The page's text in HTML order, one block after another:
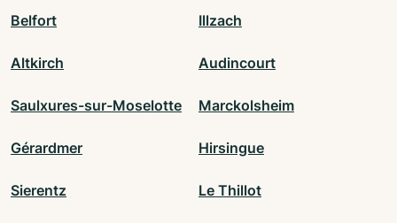
Belfort Illzach
Altkirch Audincourt
Saulxures-sur-Moselotte Marckolsheim
Gérardmer Hirsingue
Sierentz Le Thillot